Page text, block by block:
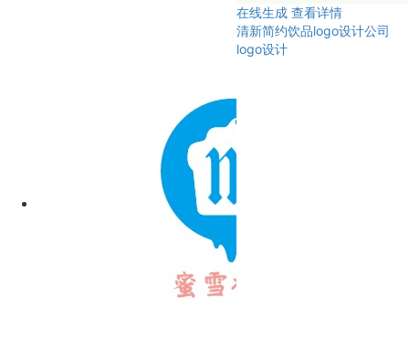
在线生成 查看详情
清新简约饮品logo设计公司
logo设计